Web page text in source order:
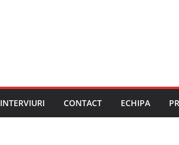
INTERVIURI CONTACT ECHIPA